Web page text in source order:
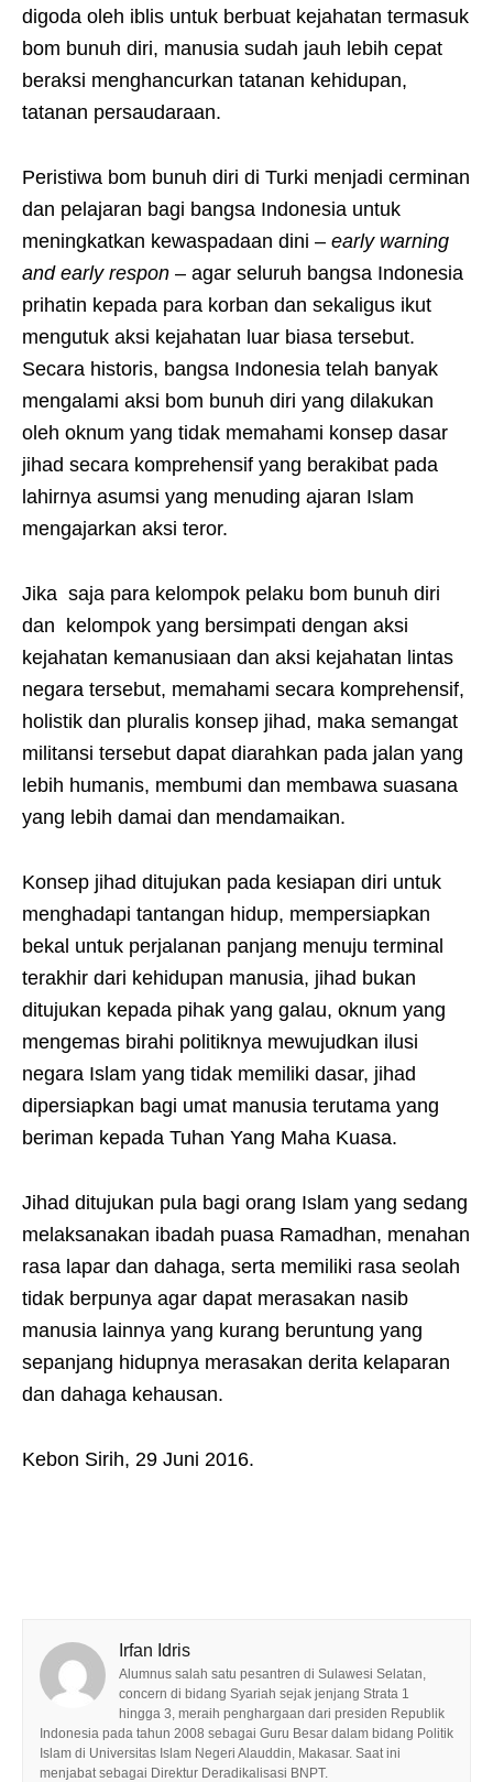
digoda oleh iblis untuk berbuat kejahatan termasuk
bom bunuh diri, manusia sudah jauh lebih cepat
beraksi menghancurkan tatanan kehidupan,
tatanan persaudaraan.
Peristiwa bom bunuh diri di Turki menjadi cerminan
dan pelajaran bagi bangsa Indonesia untuk
meningkatkan kewaspadaan dini – early warning
and early respon – agar seluruh bangsa Indonesia
prihatin kepada para korban dan sekaligus ikut
mengutuk aksi kejahatan luar biasa tersebut.
Secara historis, bangsa Indonesia telah banyak
mengalami aksi bom bunuh diri yang dilakukan
oleh oknum yang tidak memahami konsep dasar
jihad secara komprehensif yang berakibat pada
lahirnya asumsi yang menuding ajaran Islam
mengajarkan aksi teror.
Jika saja para kelompok pelaku bom bunuh diri
dan kelompok yang bersimpati dengan aksi
kejahatan kemanusiaan dan aksi kejahatan lintas
negara tersebut, memahami secara komprehensif,
holistik dan pluralis konsep jihad, maka semangat
militansi tersebut dapat diarahkan pada jalan yang
lebih humanis, membumi dan membawa suasana
yang lebih damai dan mendamaikan.
Konsep jihad ditujukan pada kesiapan diri untuk
menghadapi tantangan hidup, mempersiapkan
bekal untuk perjalanan panjang menuju terminal
terakhir dari kehidupan manusia, jihad bukan
ditujukan kepada pihak yang galau, oknum yang
mengemas birahi politiknya mewujudkan ilusi
negara Islam yang tidak memiliki dasar, jihad
dipersiapkan bagi umat manusia terutama yang
beriman kepada Tuhan Yang Maha Kuasa.
Jihad ditujukan pula bagi orang Islam yang sedang
melaksanakan ibadah puasa Ramadhan, menahan
rasa lapar dan dahaga, serta memiliki rasa seolah
tidak berpunya agar dapat merasakan nasib
manusia lainnya yang kurang beruntung yang
sepanjang hidupnya merasakan derita kelaparan
dan dahaga kehausan.
Kebon Sirih, 29 Juni 2016.
Irfan Idris
Alumnus salah satu pesantren di Sulawesi Selatan,
concern di bidang Syariah sejak jenjang Strata 1
hingga 3, meraih penghargaan dari presiden Republik
Indonesia pada tahun 2008 sebagai Guru Besar dalam bidang Politik
Islam di Universitas Islam Negeri Alauddin, Makasar. Saat ini
menjabat sebagai Direktur Deradikalisasi BNPT.